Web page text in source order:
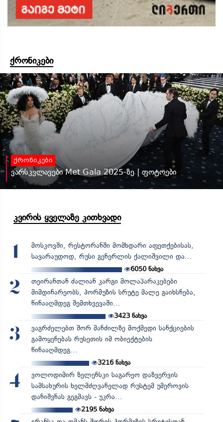
ქრონიკები
ქრონიკები
ვარსკვლავები Met Gala 2025-ზე | ფოტოები
კვირის ყველაზე კითხვადი
1
მოსკოვში, რესტორანში მომხდარი აფეთქებისას,
სავარაუდოდ, რუსი გენერლის ქალიშვილი და...
6050ნახვა
2
თეირანთან ძალიან კარგი მოლაპარაკებები
მიმდინარეობს, ჰორმუზის სრუტე მალე გაიხსნება,
წინააღმდეგ შემთხვევაში...
3423ნახვა
3
ვაგრძელებთ შორ მანძილზე მოქმედი სანქციების
გამოყენებას რუსეთის იმ ობიექტების
წინააღმდეგ...
3216ნახვა
4
ვოლოდიმირ ზელენსკი საგარეო დაზვერვის
სამსახურის ხელმძღვანელად რუსტემ უმეროვის
დანიშვნას გეგმავს - უკრა...
2195ნახვა